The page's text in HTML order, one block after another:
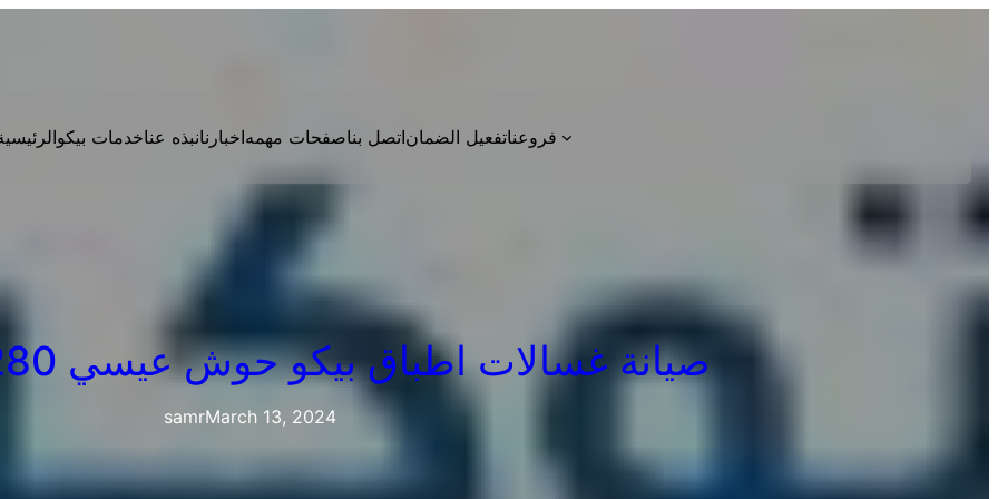
خدمات بيكونبذه عنااخبارناصفحات مهمهاتصل بناتفعيل الضمانفروعنا
صيانة غسالات اطباق بيكو حوش عيسي 01023140280
samrMarch 13, 2024